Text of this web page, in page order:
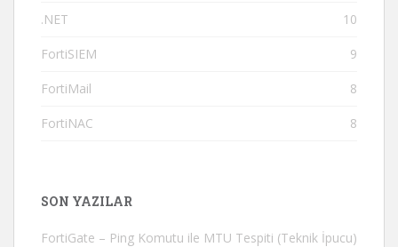
.NET 10
FortiSIEM 9
FortiMail 8
FortiNAC 8
SON YAZILAR
FortiGate – Ping Komutu ile MTU Tespiti (Teknik İpucu)